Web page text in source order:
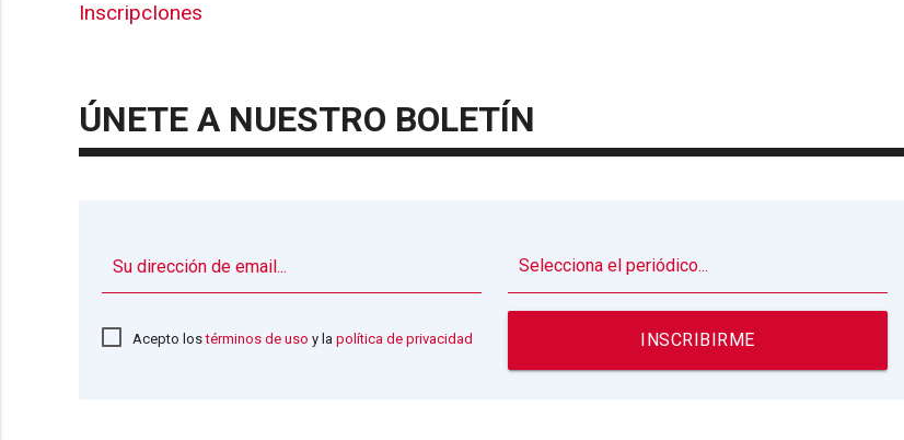
InscripcIones
ÚNETE A NUESTRO BOLETÍN
Acepto lostérminos de uso y la política de privacidad INSCRIBIRME